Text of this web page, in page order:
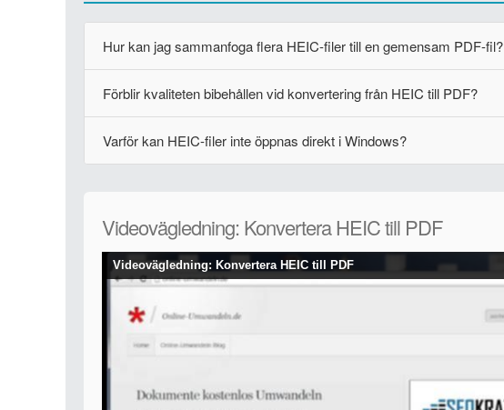
Hur kan jag sammanfoga flera HEIC-filer till en gemensam PDF-fil?
Förblir kvaliteten bibehållen vid konvertering från HEIC till PDF?
Varför kan HEIC-filer inte öppnas direkt i Windows?
Videovägledning: Konvertera HEIC till PDF
Videovägledning: Konvertera HEIC till PDF